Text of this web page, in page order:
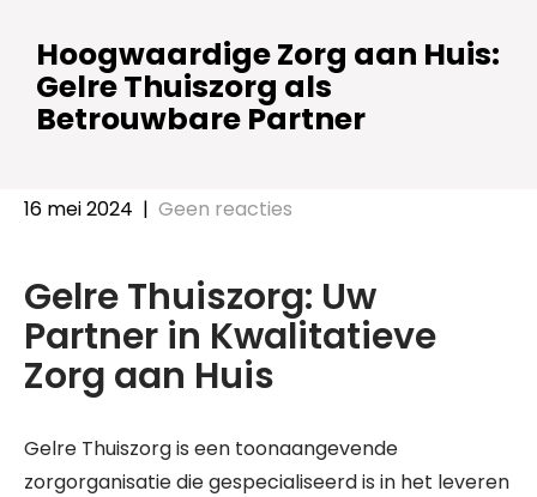
Hoogwaardige Zorg aan Huis:
Gelre Thuiszorg als
Betrouwbare Partner
16 mei 2024 | Geen reacties
Gelre Thuiszorg: Uw
Partner in Kwalitatieve
Zorg aan Huis
Gelre Thuiszorg is een toonaangevende
zorgorganisatie die gespecialiseerd is in het leveren